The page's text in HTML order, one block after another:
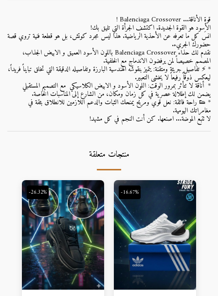
قوة الأناقة... Balenciaga Crossover !
الأسود هو القوة الجديدة. اكتشف الجرأة التي تليق بك!
انسَ كل ما تعرفه عن الأحذية الرياضية. هذا ليس مجرد كوتش، بل هو قطعة فنية تروي قصة
حضورك الجريء.
نقدم لك حذاء Balenciaga Crossover باللون الأسود العميق و الابيض الجذاب،
المصمم خصيصاً لمن يرفضون الاندماج مع الخلفية.
* ⚡️ تفاصيل جريئة ومتقنة: يتميز بنقوشه الهندسية البارزة وتفاصيله الدقيقة التي تخلق تبايناً فريداً،
ليعكس ذوقاً رفيعاً لا يخشى التعبير.
* أناقة لا تتأثر بمرور الوقت: اللون الأسود و الابيض الكلاسيكي مع التصميم المستقبلي
يضمن لك إطلالة عصرية في كل زمان ومكان، من الشارع إلى المناسبات الخاصة.
* 👟 راحة فائقة: نعل قوي ومريح يمنحك الثبات والدعم اللازمين للانطلاق بثقة في
مغامراتك اليومية.
لا تتبع الموضة... اصنعها. كن أنت النجم في كل مشهد!
منتجات متعلقة
-16.67%
-26.32%